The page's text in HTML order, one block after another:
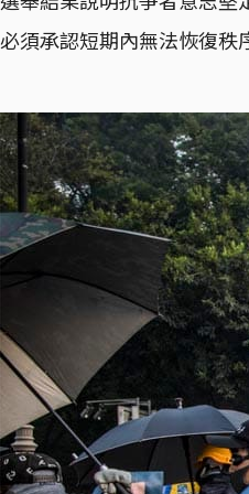
必須承認短期內無法恢復